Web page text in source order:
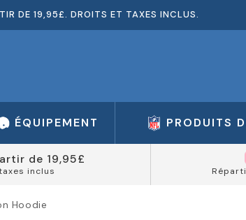
DE 19,95£. DROITS ET TAXES INCLUS.
ÉQUIPEMENT PRODUITS
de 19,95£
inclus
Hoodie